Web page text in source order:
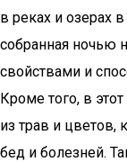
в реках и озерах
собранная ночью
свойствами и
Кроме того, в
из трав и цветов,
бед и болезней.